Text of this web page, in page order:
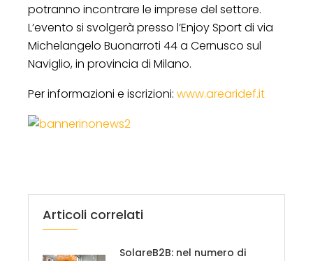
potranno incontrare le imprese del settore.
L’evento si svolgerà presso l’Enjoy Sport di via
Michelangelo Buonarroti 44 a Cernusco sul
Naviglio, in provincia di Milano.
Per informazioni e iscrizioni: www.arearidef.it
Articoli correlati
SolareB2B: nel numero di